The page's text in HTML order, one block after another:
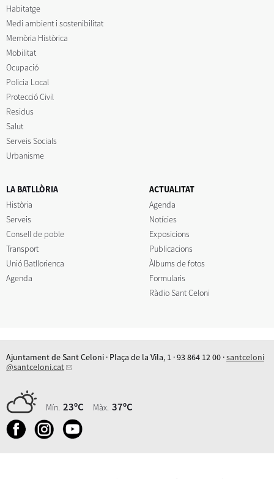
Habitatge
Medi ambient i sostenibilitat
Memòria Històrica
Mobilitat
Ocupació
Policia Local
Protecció Civil
Residus
Salut
Serveis Socials
Urbanisme
LA BATLLÒRIA
Història
Serveis
Consell de poble
Transport
Unió Batllorienca
Agenda
ACTUALITAT
Agenda
Notícies
Exposicions
Publicacions
Àlbums de fotos
Formularis
Ràdio Sant Celoni
Ajuntament de Sant Celoni · Plaça de la Vila, 1 · 93 864 12 00 ·santceloni
@santceloni.cat
Mín. 23ºC Màx. 37ºC